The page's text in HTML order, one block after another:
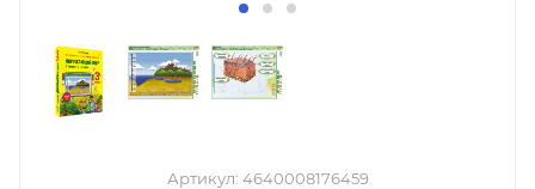
Артикул: 4640008176459